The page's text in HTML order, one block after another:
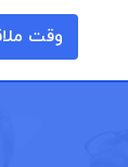
وقت